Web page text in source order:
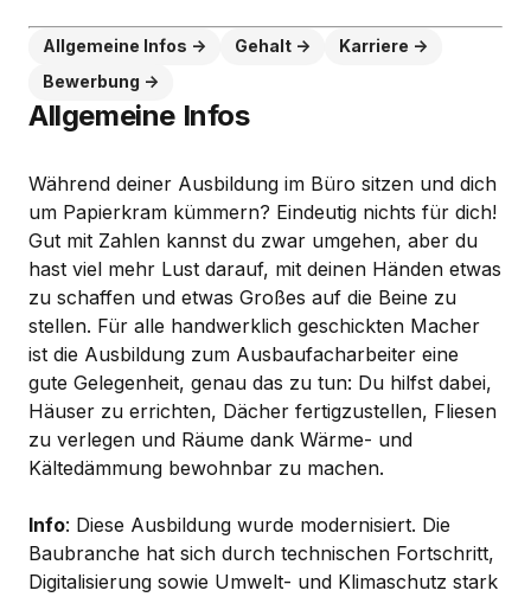
Allgemeine Infos Gehalt
Karriere
Bewerbung
Allgemeine Infos
Während deiner Ausbildung im Büro sitzen und dich
um Papierkram kümmern? Eindeutig nichts für dich!
Gut mit Zahlen kannst du zwar umgehen, aber du
hast viel mehr Lust darauf, mit deinen Händen etwas
zu schaffen und etwas Großes auf die Beine zu
stellen. Für alle handwerklich geschickten Macher
ist die Ausbildung zum Ausbaufacharbeiter eine
gute Gelegenheit, genau das zu tun: Du hilfst dabei,
Häuser zu errichten, Dächer fertigzustellen, Fliesen
zu verlegen und Räume dank Wärme- und
Kältedämmung bewohnbar zu machen.
Info: Diese Ausbildung wurde modernisiert. Die
Baubranche hat sich durch technischen Fortschritt,
Digitalisierung sowie Umwelt- und Klimaschutz stark